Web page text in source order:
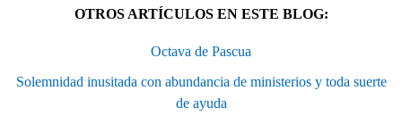
OTROS ARTÍCULOS EN ESTE BLOG:
Octava de Pascua
Solemnidad inusitada con abundancia de ministerios y toda suerte
de ayuda